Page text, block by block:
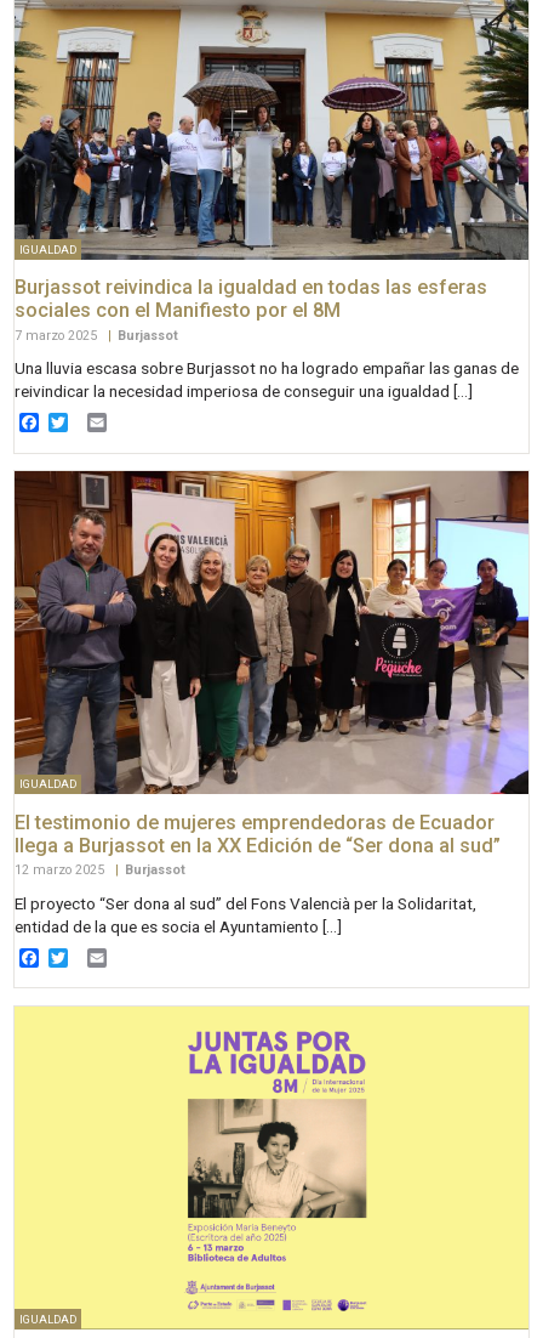
IGUALDAD
Burjassot reivindica la igualdad en todas las esferas
sociales con el Manifiesto por el 8M
7 marzo 2025 | Burjassot
Una lluvia escasa sobre Burjassot no ha logrado empañar las ganas de
reivindicar la necesidad imperiosa de conseguir una igualdad […]
Facebook
Twitter
IGUALDAD
El testimonio de mujeres emprendedoras de Ecuador
llega a Burjassot en la XX Edición de “Ser dona al sud”
12 marzo 2025 Burjassot
El proyecto “Ser dona al sud” del Fons Valencià per la Solidaritat,
entidad de la que es socia el Ayuntamiento […]
Facebook
Twitter
IGUALDAD